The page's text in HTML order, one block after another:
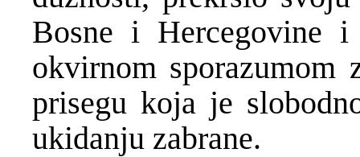
Bosne i Hercegovine
okvirnom
prisegu koja je
ukidanju zabrane.